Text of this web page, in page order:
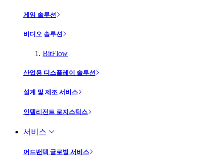
게임 솔루션
비디오 솔루션
BitFlow
산업용 디스플레이 솔루션
설계 및 제조 서비스
인텔리전트 로지스틱스
서비스
어드밴텍 글로벌 서비스